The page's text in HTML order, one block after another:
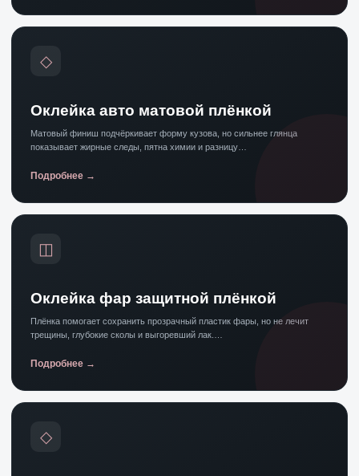
◇
Оклейка авто матовой плёнкой
Матовый финиш подчёркивает форму кузова, но сильнее глянца
показывает жирные следы, пятна химии и разницу…
Подробнее
◫
Оклейка фар защитной плёнкой
Плёнка помогает сохранить прозрачный пластик фары, но не лечит
трещины, глубокие сколы и выгоревший лак.…
Подробнее
◇